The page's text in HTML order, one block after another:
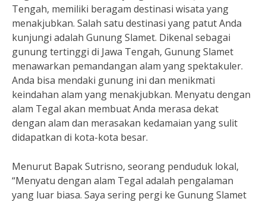
Tengah, memiliki beragam destinasi wisata yang
menakjubkan. Salah satu destinasi yang patut Anda
kunjungi adalah Gunung Slamet. Dikenal sebagai
gunung tertinggi di Jawa Tengah, Gunung Slamet
menawarkan pemandangan alam yang spektakuler.
Anda bisa mendaki gunung ini dan menikmati
keindahan alam yang menakjubkan. Menyatu dengan
alam Tegal akan membuat Anda merasa dekat
dengan alam dan merasakan kedamaian yang sulit
didapatkan di kota-kota besar.
Menurut Bapak Sutrisno, seorang penduduk lokal,
“Menyatu dengan alam Tegal adalah pengalaman
yang luar biasa. Saya sering pergi ke Gunung Slamet